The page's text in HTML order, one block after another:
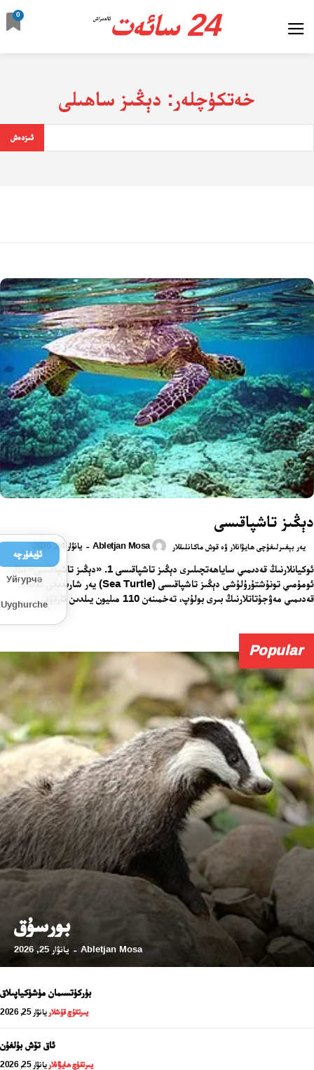
24 سائەت ئالدىراش
0
خەتكۈچلەر: دېڭىز ساھىلى
ئىزدەش
دېڭىز تاشپاقىسى
يەر بېغىرلىغۇچى ھايۋانلار ۋە قوش ماكانلىقلار Abletjan Mosa
- يانۋار 24, 2026
ئوكيانلارنىڭ قەدىمىي ساياھەتچىلىرى دېڭىز تاشپاقىسى 1. «دېڭىز تاشپاقىسى» نىڭ
ئومۇمىي تونۇشتۇرۇلۇشى دېڭىز تاشپاقىسى (Sea Turtle) يەر شارىدىكى ئەڭ
قەدىمىي مەۋجۇتاتلارنىڭ بىرى بولۇپ، تەخمىنەن 110 مىليون يىلدىن ئارتۇق...
Popular
بورسۇق
Abletjan Mosa
- يانۋار 25, 2026
بۈركۈتسىمان مۈشۈكياپىلاق
يىرتقۇچ قۇشلار يانۋار 25, 2026
ئاق تۆش بۇلغۇن
يىرتقۇچ ھايۋانلار يانۋار 25, 2026
ئۇيغۇرچە
Уйғурчә
Uyghurche